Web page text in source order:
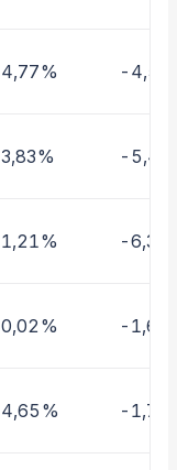
4,77% -
3,83% -
1,21% -
0,02% -
4,65% -